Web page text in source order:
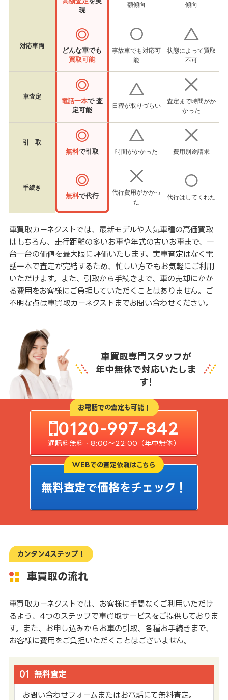
現
額傾向 傾向
対応車両
どんな車でも
買取可能
事故車でも対応可
能
状態によって買取
不可
車査定
電話一本で 査
定可能
日程が取りづらい
査定まで時間がか
かった
引 取
無料で引取 時間がかかった 費用別途請求
手続き
無料で代行
代行費用がかかっ
た
代行はしてくれた
車買取カーネクストでは、最新モデルや人気車種の高価買取
はもちろん、走行距離の多いお車や年式の古いお車まで、一
台一台の価値を最大限に評価いたします。実車査定はなく電
話一本で査定が完結するため、忙しい方でもお気軽にご利用
いただけます。また、引取から手続きまで、車の売却にかか
る費用をお客様にご負担していただくことはありません。ご
不明な点は車買取カーネクストまでお問い合わせください。
車買取専門スタッフが
年中無休で対応いたしま
す!
お電話での査定も可能！
0120-997-842
通話料無料・8:00〜22:00（年中無休）
WEBでの査定依頼はこちら
無料査定で価格をチェック！
カンタン4ステップ！
車買取の流れ
車買取カーネクストでは、お客様に手間なくご利用いただけ
るよう、4つのステップで車買取サービスをご提供しておりま
す。また、お申し込みからお車の引取、各種お手続きまで、
お客様に費用をご負担いただくことはございません。
01 無料査定
お問い合わせフォームまたはお電話にて無料査定。